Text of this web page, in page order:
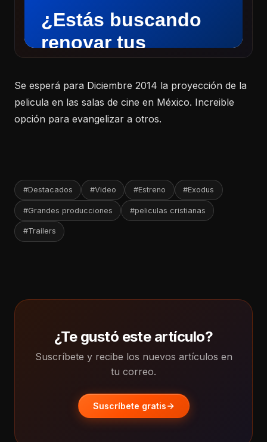
Se esperá para Diciembre 2014 la proyección de la
pelicula en las salas de cine en México. Increible
opción para evangelizar a otros.
#Destacados #Video #Estreno #Exodus
#Grandes producciones #peliculas cristianas
#Trailers
¿Te gustó este artículo?
Suscríbete y recibe los nuevos artículos en
tu correo.
Suscríbete gratis